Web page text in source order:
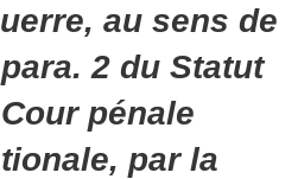
, au sens de
2 du Statut
pénale
par la